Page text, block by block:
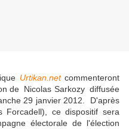
Urtikan.netcommenteront
de Nicolas Sarkozy diffusée
29 janvier 2012. D'après
Forcadell), ce dispositif sera
électorale de l'élection